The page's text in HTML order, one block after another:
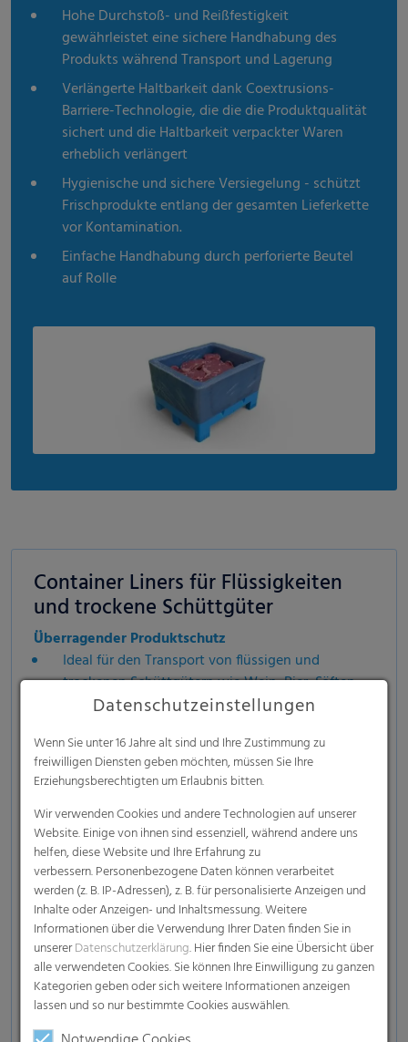
Hohe Durchstoß- und Reißfestigkeit
gewährleistet eine sichere Handhabung des
Produkts während Transport und Lagerung
Verlängerte Haltbarkeit dank Coextrusions-
Barriere-Technologie, die die die Produktqualität
sichert und die Haltbarkeit verpackter Waren
erheblich verlängert
Hygienische und sichere Versiegelung - schützt
Frischprodukte entlang der gesamten Lieferkette
vor Kontamination.
Einfache Handhabung durch perforierte Beutel
auf Rolle
Container Liners für Flüssigkeiten
und trockene Schüttgüter
Überragender Produktschutz
Ideal für den Transport von flüssigen und
trockenen Schüttgütern wie Wein, Bier, Säften,
Konzentraten, flüssiger Schokolade,
Mineralöl, Glycerin, Wachsen, Tinte, Farbe,
Düngemitteln, Herbiziden, Latex, Kaffee, Kakao,
Nüssen, Saatgut, Bohnen, Gewürzen, Pulvern,
Granulaten, Blättern und vielen weiteren
Produkten, die von maximalem Schutz
profitieren.
Erhältlich mit Barriere (PE/PA, PE/EVOH or
PE/PA/EVOH) zum Schutz vorFeuchtigkeit,
Sauerstoff und äußeren Verunreinigungen
Zertifizierte Lebensmittelqualität
Effizient und kostengünstig
Datenschutzeinstellungen
Wenn Sie unter 16 Jahre alt sind und Ihre Zustimmung zu
freiwilligen Diensten geben möchten, müssen Sie Ihre
Erziehungsberechtigten um Erlaubnis bitten.
Wir verwenden Cookies und andere Technologien auf unserer
Website. Einige von ihnen sind essenziell, während andere uns
helfen, diese Website und Ihre Erfahrung zu
verbessern. Personenbezogene Daten können verarbeitet
werden (z. B. IP-Adressen), z. B. für personalisierte Anzeigen und
Inhalte oder Anzeigen- und Inhaltsmessung. Weitere
Informationen über die Verwendung Ihrer Daten finden Sie in
unsererDatenschutzerklärung. Hier finden Sie eine Übersicht über
alle verwendeten Cookies. Sie können Ihre Einwilligung zu ganzen
Kategorien geben oder sich weitere Informationen anzeigen
lassen und so nur bestimmte Cookies auswählen.